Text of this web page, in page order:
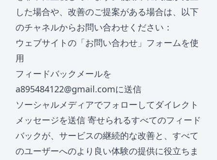
した場合や、改善のご提案がある場合は、以下
のチャネルからお問い合わせください：
ウェブサイトの「お問い合わせ」フォームを使
用
フィードバックメールを
a895484122@gmail.comに送信
ソーシャルメディアでフォローしてダイレクト
メッセージを送信 寄せられるすべてのフィード
バックが、サービスの継続的な改善と、すべて
のユーザーへのより良い体験の提供に役立ちま